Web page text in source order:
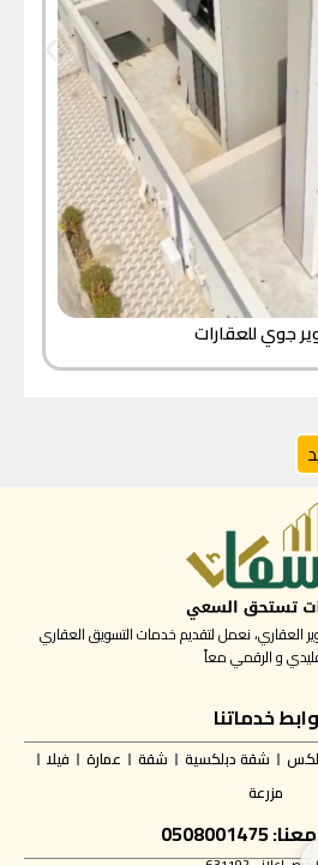
جوي للعقارات
العقاري، نعمل لتقديم خدمات التسويق العقاري
و الرقمي معاً
خدماتنا
شقة دبلكسية شقة عمارة
فيلا
مزرعة